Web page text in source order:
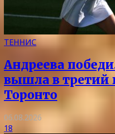
ТЕННИС
Андреева
вышла в третий
Торонто
06.08.2026
18